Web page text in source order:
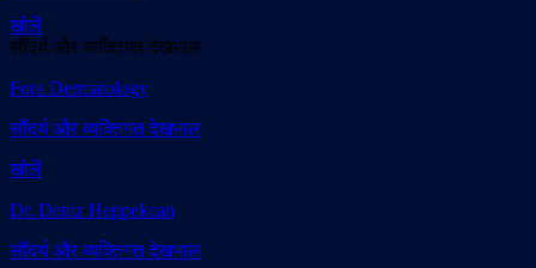
खोलें
सौंदर्य और व्यक्तिगत देखभाल
Fora Dermatology
सौंदर्य और व्यक्तिगत देखभाल
खोलें
Dr. Deniz Heppekcan
सौंदर्य और व्यक्तिगत देखभाल